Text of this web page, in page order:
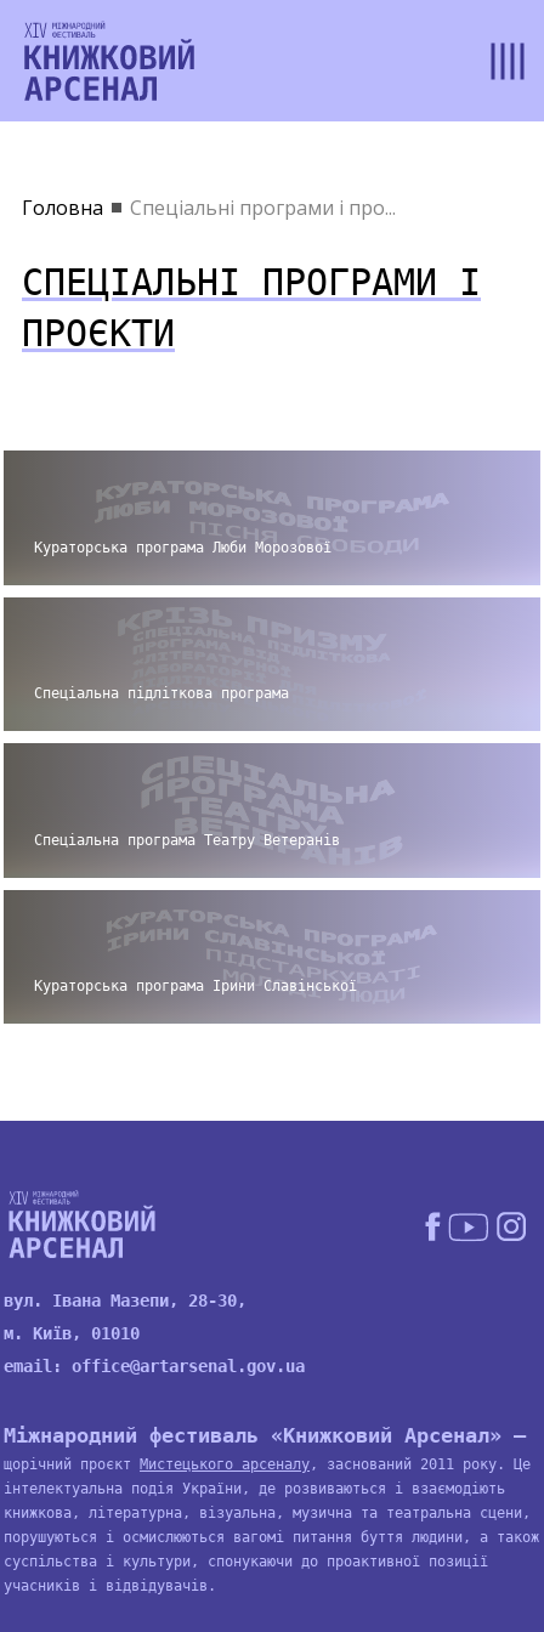
Головна Спеціальні програми і про...
СПЕЦІАЛЬНІ ПРОГРАМИ І
ПРОЄКТИ
Кураторська програма Люби Морозової
Спеціальна підліткова програма
Спеціальна програма Театру Ветеранів
Кураторська програма Ірини Славінської
вул. Івана Мазепи, 28-30,
м. Київ, 01010
email: office@artarsenal.gov.ua
Міжнародний фестиваль «Книжковий Арсенал» —
щорічний проєкт Мистецького арсеналу, заснований 2011 року. Це
інтелектуальна подія України, де розвиваються і взаємодіють
книжкова, літературна, візуальна, музична та театральна сцени,
порушуються і осмислюються вагомі питання буття людини, а також
суспільства і культури, спонукаючи до проактивної позиції
учасників і відвідувачів.